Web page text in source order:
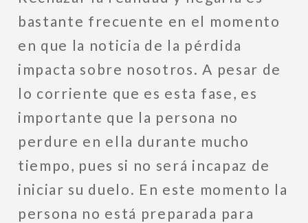
bastante frecuente en el momento
en que la noticia de la pérdida
impacta sobre nosotros. A pesar de
lo corriente que es esta fase, es
importante que la persona no
perdure en ella durante mucho
tiempo, pues si no será incapaz de
iniciar su duelo. En este momento la
persona no está preparada para